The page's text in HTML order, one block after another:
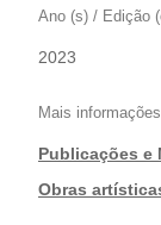
Ano (s) / Edição
2023
Mais informações
Publicações e
|Obras